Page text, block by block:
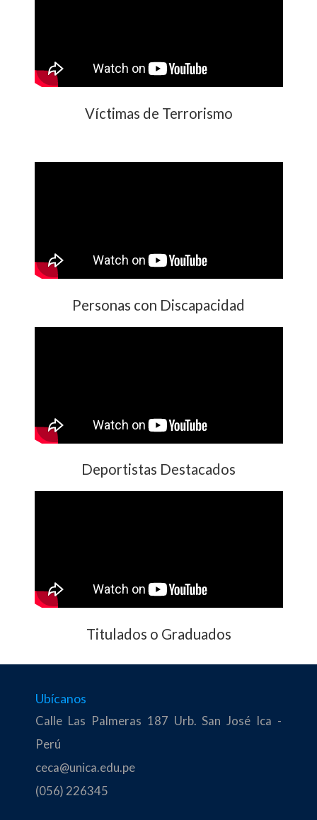
Víctimas de Terrorismo
Personas con Discapacidad
Deportistas Destacados
Titulados o Graduados
Ubícanos
Calle Las Palmeras 187 Urb. San José Ica -
Perú
ceca@unica.edu.pe
(056) 226345